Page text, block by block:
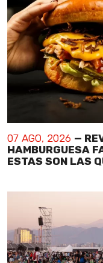
07 AGO, 2026 —
HAMBURGUESA
ESTAS SON LAS